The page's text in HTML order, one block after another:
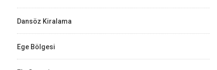
Dansöz Kiralama
Ege Bölgesi